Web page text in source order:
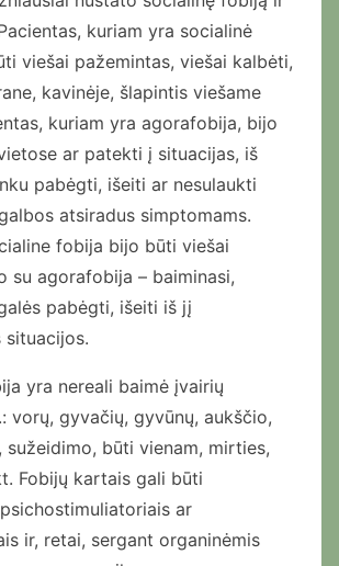
kuriam yra socialinė
viešai pažemintas, viešai kalbėti,
kavinėje, šlapintis viešame
kuriam yra agorafobija, bijo
ar patekti į situacijas, iš
pabėgti, išeiti ar nesulaukti
atsiradus simptomams.
fobija bijo būti viešai
su agorafobija – baiminasi,
pabėgti, išeiti iš jį
situacijos.
yra nereali baimė įvairių
vorų, gyvačių, gyvūnų, aukščio,
sužeidimo, būti vienam, mirties,
Fobijų kartais gali būti
ar
ir, retai, sergant organinėmis